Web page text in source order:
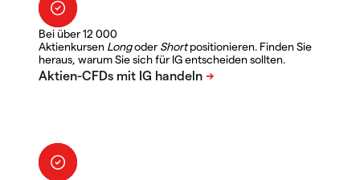
Bei über 12 000
Aktienkursen LongoderShortpositionieren. Finden Sie
heraus, warum Sie sich für IG entscheiden sollten.